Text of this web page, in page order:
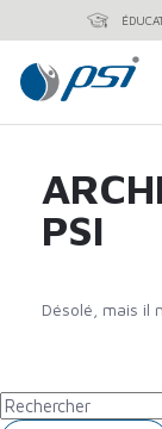
PSI
Désolé, mais il